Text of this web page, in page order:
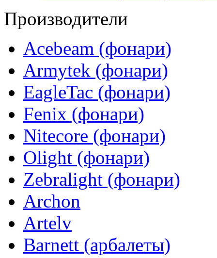
Производители
Acebeam (фонари)
Armytek (фонари)
EagleTac (фонари)
Fenix (фонари)
Nitecore (фонари)
Olight (фонари)
Zebralight (фонари)
Archon
Artelv
Barnett (арбалеты)